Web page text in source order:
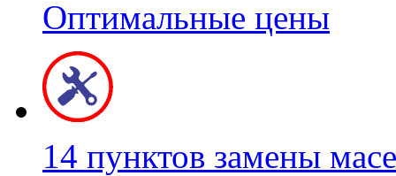
Оптимальные цены
14 пунктов замены